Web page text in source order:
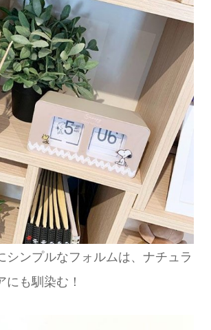
シンプルなフォルムは、ナチュラ
も馴染む！